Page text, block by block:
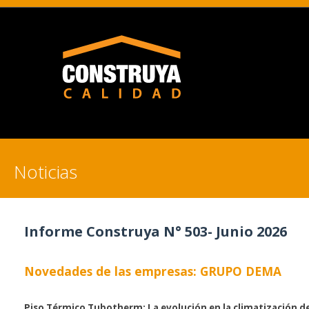
Noticias
Informe Construya N° 503- Junio 2026
Novedades de las empresas: GRUPO DEMA